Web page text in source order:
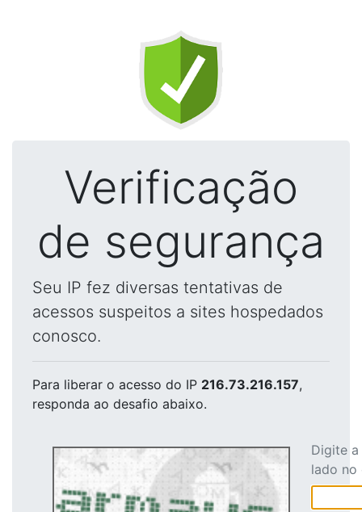
Verificação
de segurança
Seu IP fez diversas tentativas de
acessos suspeitos a sites hospedados
conosco.
Para liberar o acesso do IP 216.73.216.157,
responda ao desafio abaixo.
Digite
lado no